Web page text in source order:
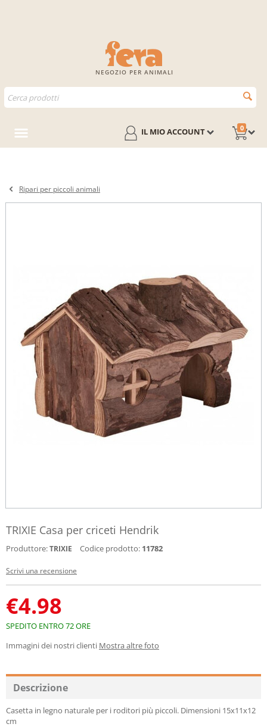
NEGOZIO PER ANIMALI
0
IL MIO ACCOUNT
Ripari per piccoli animali
TRIXIE Casa per criceti Hendrik
Produttore:TRIXIE Codice prodotto: 11782
Scrivi una recensione
€4.98
SPEDITO ENTRO 72 ORE
Immagini dei nostri clienti Mostra altre foto
Descrizione
Casetta in legno naturale per i roditori più piccoli. Dimensioni 15x11x12
cm